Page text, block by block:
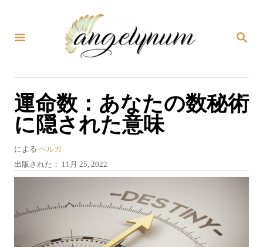
検
運命数：あなたの数秘術
に隠された意味
による 著
者
ヘルガ
投
稿
出版された： 11月 25, 2022